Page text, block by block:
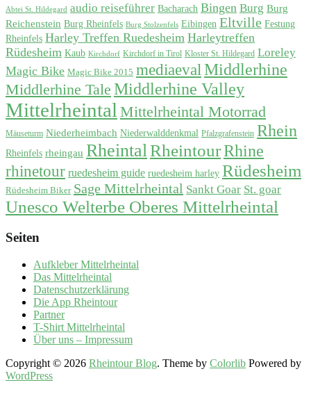
Abtei St. Hildegard audio reiseführer Bacharach Bingen Burg Burg
Reichenstein Burg Rheinfels Burg Stolzenfels Eibingen Eltville Festung
Rheinfels Harley Treffen Ruedesheim Harleytreffen
Rüdesheim Kaub Kirchdorf Kirchdorf in Tirol Kloster St. Hildegard Loreley
Magic Bike Magic Bike 2015 mediaevalMiddlerhine
Middlerhine Tale Middlerhine Valley
Mittelrheintal Mittelrheintal Motorrad
Mäuseturm Niederheimbach Niederwalddenkmal Pfalzgrafenstein Rhein
Rheinfels rheingau RheintalRheintourRhine
rhinetour ruedesheim guide ruedesheim harley Rüdesheim
Rüdesheim Biker Sage Mittelrheintal Sankt Goar St. goar
Unesco Welterbe Oberes Mittelrheintal
Seiten
Aufkleber Mittelrheintal
Das Mittelrheintal
Datenschutzerklärung
Die App Rheintour
Partner
T-Shirt Mittelrheintal
Über uns – Impressum
Copyright © 2026 Rheintour Blog. Theme by Colorlib Powered by
WordPress